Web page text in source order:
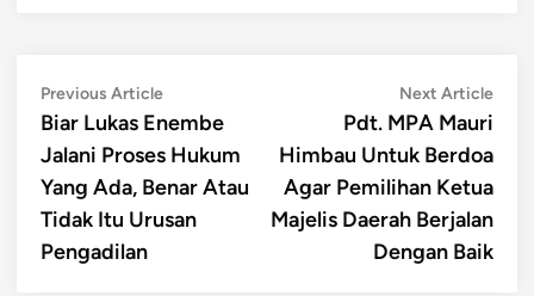
Post
navigation
Previous ArticlePrevious
article:
Biar Lukas Enembe
Jalani Proses Hukum
Yang Ada, Benar Atau
Tidak Itu Urusan
Pengadilan
Next ArticleNext
Pdt. MPA Mauri
Himbau Untuk Berdoa
Agar Pemilihan Ketua
Majelis Daerah Berjalan
Dengan Baik